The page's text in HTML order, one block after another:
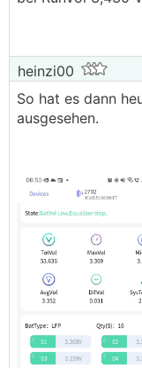
heinzi00
So hat es dann
ausgesehen.